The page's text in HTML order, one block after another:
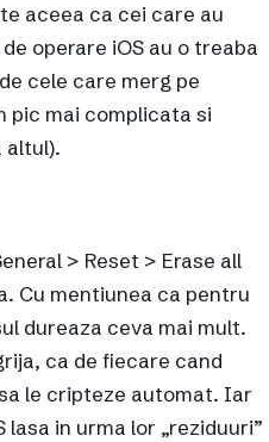
aceea ca cei care au
operare iOS au o treaba
cele care merg pe
pic mai complicata si
altul).
> Reset > Erase all
Cu mentiunea ca pentru
dureaza ceva mai mult.
ca de fiecare cand
le cripteze automat. Iar
in urma lor „reziduuri”